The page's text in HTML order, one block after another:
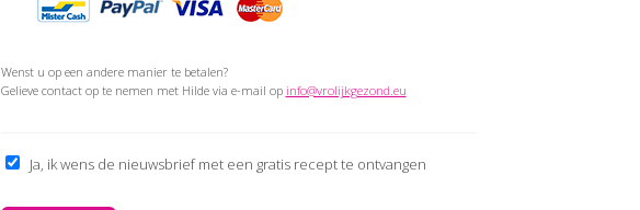
Wenst u op een andere manier te betalen?
Gelieve contact op te nemen met Hilde via e-mail op info@vrolijkgezond.eu
Ja, ik wens de nieuwsbrief met een gratis recept te ontvangen